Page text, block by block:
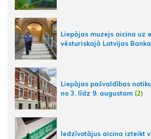
Liepājas muzejs aicina uz
vēsturiskajā Latvijas
Liepājas pašvaldības
no 3. līdz 9. augustam (2)
Iedzīvotājus aicina izteikt